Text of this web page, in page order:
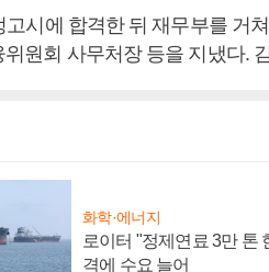
고시에 합격한 뒤 재무부를 거
원회 사무처장 등을 지냈다.
화학·에너지
로이터 "정제연료 3만 톤
격에 수요 늘어